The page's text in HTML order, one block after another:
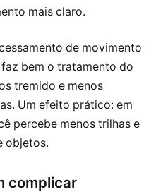
mais claro.
de movimento
bem o tratamento do
tremido e menos
Um efeito prático: em
percebe menos trilhas e
objetos.
complicar